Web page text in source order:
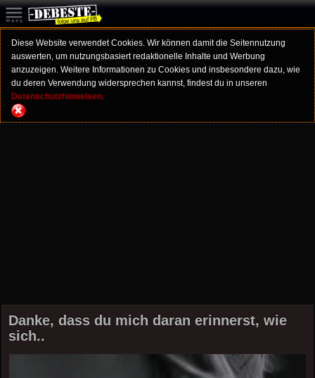
Diese Website verwendet Cookies. Wir können damit die Seitennutzung
auswerten, um nutzungsbasiert redaktionelle Inhalte und Werbung
anzuzeigen. Weitere Informationen zu Cookies und insbesondere dazu, wie
du deren Verwendung widersprechen kannst, findest du in unseren
Datenschutzhinweisen.
Danke, dass du mich daran erinnerst, wie
sich..